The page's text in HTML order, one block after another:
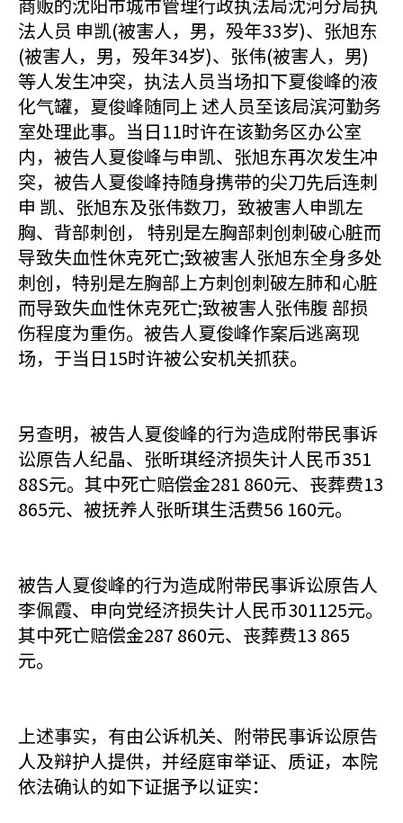
法人员 申凯(被害人，男，殁年33岁)、张旭东
(被害人，男，殁年34岁)、张伟(被害人，男)
等人发生冲突，执法人员当场扣下夏俊峰的液
化气罐，夏俊峰随同上 述人员至该局滨河勤务
室处理此事。当日11时许在该勤务区办公室
内，被告人夏俊峰与申凯、张旭东再次发生冲
突，被告人夏俊峰持随身携带的尖刀先后连刺
申 凯、张旭东及张伟数刀，致被害人申凯左
胸、背部刺创， 特别是左胸部刺创刺破心脏而
导致失血性休克死亡;致被害人张旭东全身多处
刺创，特别是左胸部上方刺创刺破左肺和心脏
而导致失血性休克死亡;致被害人张伟腹 部损
伤程度为重伤。被告人夏俊峰作案后逃离现
场，于当日15时许被公安机关抓获。
另查明，被告人夏俊峰的行为造成附带民事诉
讼原告人纪晶、张昕琪经济损失计人民币351
88S元。其中死亡赔偿金281 860元、丧葬费13
865元、被抚养人张昕琪生活费56 160元。
被告人夏俊峰的行为造成附带民事诉讼原告人
李佩霞、申向党经济损失计人民币301125元。
其中死亡赔偿金287 860元、丧葬费13 865
元。
上述事实，有由公诉机关、附带民事诉讼原告
人及辩护人提供，并经庭审举证、质证，本院
依法确认的如下证据予以证实：